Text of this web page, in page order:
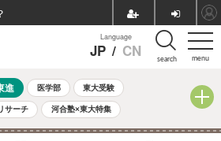
menu
Language
JP / CN search
進 医学部 東大受験
サーチ 河合塾×東大特集
受験 中学受験 小学校受験